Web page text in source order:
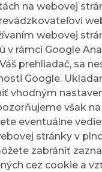
na webovej
webovej
v rámci Google
prehliadač, sa
Google.
vhodným
však
eventuálne
stránky v
zabrániť
cez cookie a